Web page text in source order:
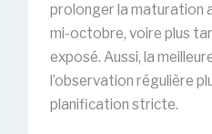
prolonger la maturation
mi-octobre, voire plus
exposé. Aussi, la
l’observation régulière
planification stricte.